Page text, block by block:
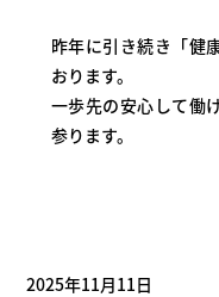
昨年に引き続き「健
おります。
一歩先の安心して働
参ります。
2025年11月11日